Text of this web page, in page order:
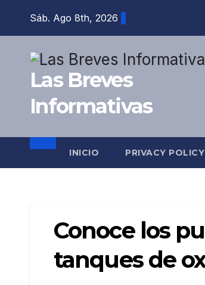
Sáb. Ago 8th, 2026
Las Breves
Informativas
INICIO PRIVACY POLICY
Conoce los
tanques de